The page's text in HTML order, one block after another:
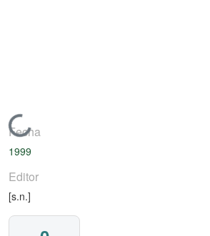
Cargando...
Fecha
1999
Editor
[s.n.]